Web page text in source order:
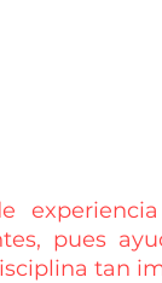
pues
tan